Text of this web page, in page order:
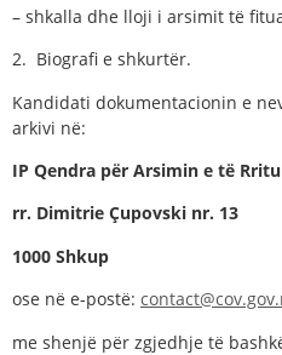
– shkalla dhe lloji i arsimit të
2. Biografi e shkurtër.
Kandidati dokumentacionin e
arkivi në:
IP Qendra për Arsimin e të
rr. Dimitrie Çupovski nr. 13
1000 Shkup
ose në e-postë:
me shenjë për zgjedhje të